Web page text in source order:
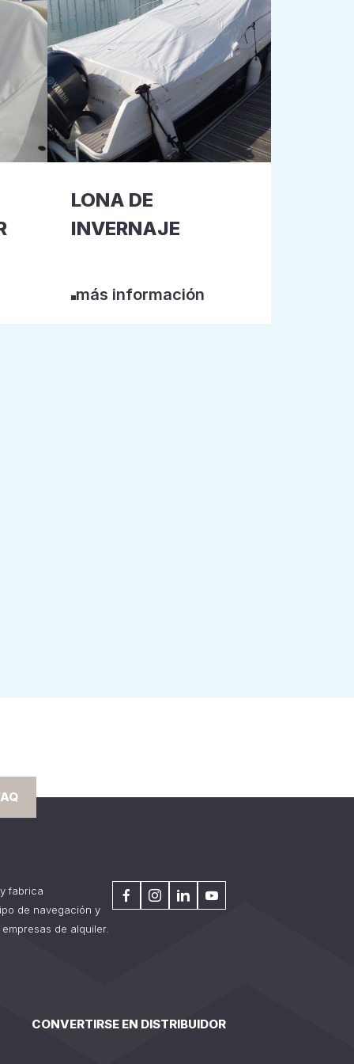
LONA DE
INVERNAJE
más información
fabrica
de navegación y
de alquiler.
CONVERTIRSE EN DISTRIBUIDOR